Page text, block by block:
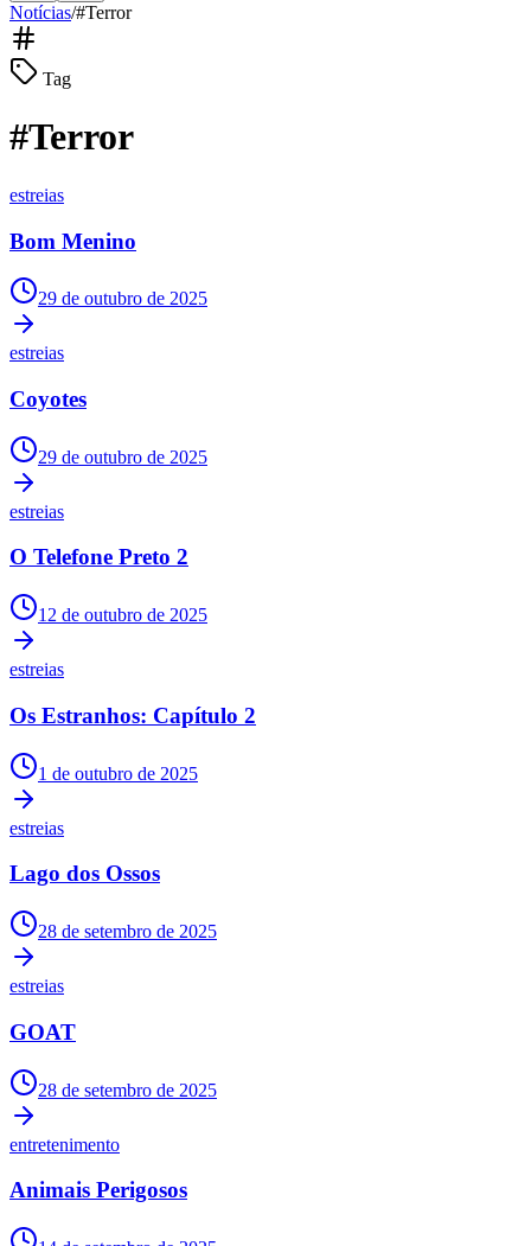
Notícias/#Terror
Tag
#Terror
estreias
Bom Menino
29 de outubro de 2025
estreias
Coyotes
29 de outubro de 2025
estreias
O Telefone Preto 2
12 de outubro de 2025
estreias
Os Estranhos: Capítulo 2
1 de outubro de 2025
estreias
Lago dos Ossos
28 de setembro de 2025
estreias
GOAT
28 de setembro de 2025
entretenimento
Animais Perigosos